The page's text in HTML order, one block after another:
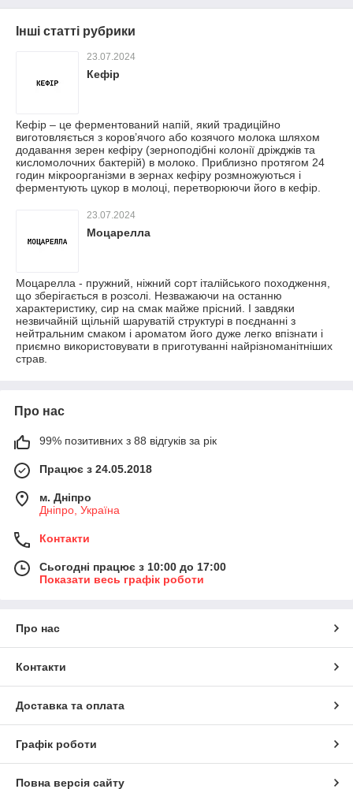
Інші статті рубрики
23.07.2024
Кефір
Кефір – це ферментований напій, який традиційно
виготовляється з коров’ячого або козячого молока шляхом
додавання зерен кефіру (зерноподібні колонії дріжджів та
кисломолочних бактерій) в молоко. Приблизно протягом 24
годин мікроорганізми в зернах кефіру розмножуються і
ферментують цукор в молоці, перетворюючи його в кефір.
23.07.2024
Моцарелла
Моцарелла - пружний, ніжний сорт італійського походження,
що зберігається в розсолі. Незважаючи на останню
характеристику, сир на смак майже прісний. І завдяки
незвичайній щільній шаруватій структурі в поєднанні з
нейтральним смаком і ароматом його дуже легко впізнати і
приємно використовувати в приготуванні найрізноманітніших
страв.
Про нас
99% позитивних з 88 відгуків за рік
Працює з 24.05.2018
м. Дніпро
Дніпро, Україна
Контакти
Сьогодні працює з 10:00 до 17:00
Показати весь графік роботи
Про нас
Контакти
Доставка та оплата
Графік роботи
Повна версія сайту